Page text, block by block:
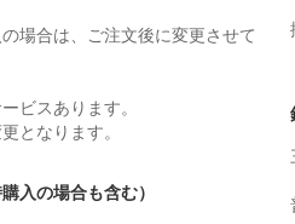
場合は、ご注文後に変更させて
ビスあります。
となります。
入の場合も含む）